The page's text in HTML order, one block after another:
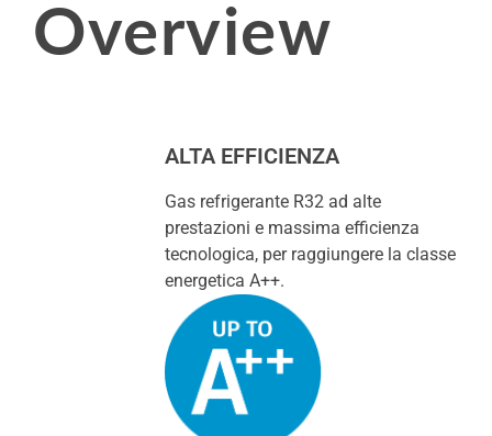
Overview
ALTA EFFICIENZA
Gas refrigerante R32 ad alte
prestazioni e massima efficienza
tecnologica, per raggiungere la classe
energetica A++.